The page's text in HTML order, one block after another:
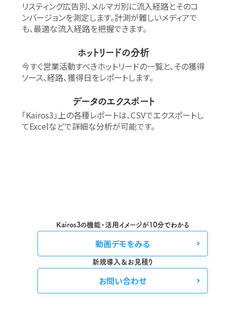
リスティング広告別、メルマガ別に流入経路とそのコ
ンバージョンを測定します。計測が難しいメディアで
も、最適な流入経路を把握できます。
ホットリードの分析
今すぐ営業活動すべきホットリードの一覧と、その獲得
ソース、経路、獲得日をレポートします。
データのエクスポート
「Kairos3」上の各種レポートは、CSVでエクスポートし
てExcelなどで詳細な分析が可能です。
Kairos3の機能・活用イメージが10分でわかる
動画デモをみる
新規導入＆お見積り
お問い合わせ